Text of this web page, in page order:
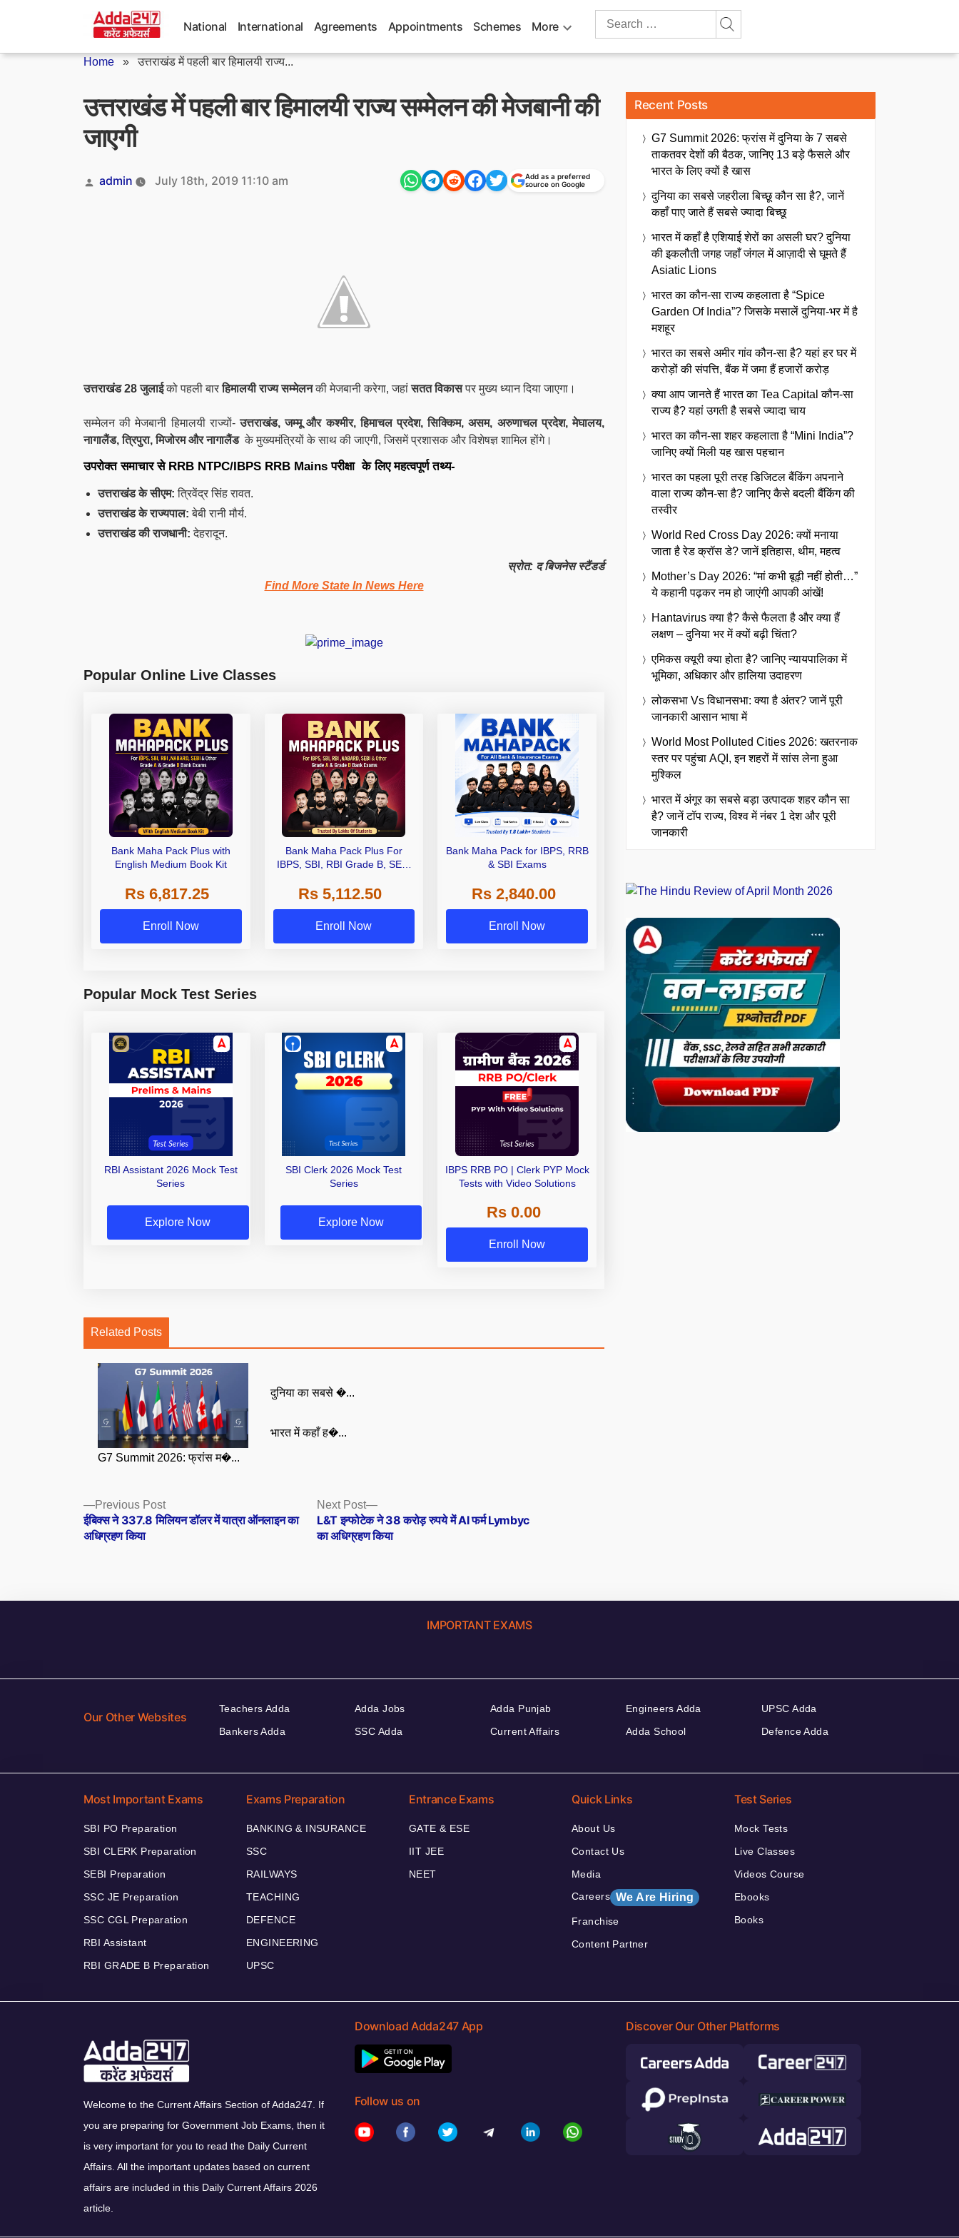
National International Agreements Appointments Schemes More
Search
Home »उत्तराखंड में पहली बार हिमालयी राज्य...
उत्तराखंड में पहली बार हिमालयी राज्य सम्मेलन की मेजबानी की
जाएगी
Posted
admin July 18th, 2019 11:10 am
Add as a preferred
source on Google
उत्तराखंड 28 जुलाईको पहली बारहिमालयी राज्य सम्मेलनकी मेजबानी करेगा, जहांसतत विकासपर मुख्य ध्यान दिया जाएगा।
सम्मेलन की मेजबानी हिमालयी राज्यों-उत्तराखंड, जम्मू और कश्मीर, हिमाचल प्रदेश, सिक्किम, असम, अरुणाचल प्रदेश, मेघालय,
नागालैंड, त्रिपुरा, मिजोरम और नागालैंडके मुख्यमंत्रियों के साथ की जाएगी, जिसमें प्रशासक और विशेषज्ञ शामिल होंगे।
उपरोक्त समाचार से RRB NTPC/IBPS RRB Mains परीक्षा के लिए महत्वपूर्ण तथ्य-
उत्तराखंड के सीएम: त्रिवेंद्र सिंह रावत.
उत्तराखंड के राज्यपाल:बेबी रानी मौर्य.
उत्तराखंड की राजधानी:देहरादून.
स्रोत: द बिजनेस स्टैंडर्ड
Find More State In News Here
Popular Online Live Classes
Bank Maha Pack Plus with
English Medium Book Kit
Rs 6,817.25
Enroll Now
Bank Maha Pack Plus For
IBPS, SBI, RBI Grade B, SEBI
Other Grade A & Grade B Bank
Exams
Rs 5,112.50
Enroll Now
Bank Maha Pack for IBPS, RRB
& SBI Exams
Rs 2,840.00
Enroll Now
Popular Mock Test Series
RBI Assistant 2026 Mock Test
Series
Explore Now
SBI Clerk 2026 Mock Test
Series
Explore Now
IBPS RRB PO | Clerk PYP Mock
Tests with Video Solutions
Rs 0.00
Enroll Now
Related Posts
G7 Summit 2026: फ्रांस म�...
दुनिया का सबसे �...
भारत में कहाँ ह�...
Posts
navigation
Previous PostPrevious
post:
ईबिक्स ने 337.8 मिलियन डॉलर में यात्रा ऑनलाइन का
अधिग्रहण किया
Next Post
Next
post:
L&T इन्फोटेक ने 38 करोड़ रुपये में AI फर्म Lymbyc
का अधिग्रहण किया
Recent Posts
G7 Summit 2026: फ्रांस में दुनिया के 7 सबसे
ताकतवर देशों की बैठक, जानिए 13 बड़े फैसले और
भारत के लिए क्यों है खास
दुनिया का सबसे जहरीला बिच्छू कौन सा है?, जानें
कहाँ पाए जाते हैं सबसे ज्यादा बिच्छू
भारत में कहाँ है एशियाई शेरों का असली घर? दुनिया
की इकलौती जगह जहाँ जंगल में आज़ादी से घूमते हैं
Asiatic Lions
भारत का कौन-सा राज्य कहलाता है “Spice
Garden Of India”? जिसके मसालें दुनिया-भर में है
मशहूर
भारत का सबसे अमीर गांव कौन-सा है? यहां हर घर में
करोड़ों की संपत्ति, बैंक में जमा हैं हजारों करोड़
क्या आप जानते हैं भारत का Tea Capital कौन-सा
राज्य है? यहां उगती है सबसे ज्यादा चाय
भारत का कौन-सा शहर कहलाता है “Mini India”?
जानिए क्यों मिली यह खास पहचान
भारत का पहला पूरी तरह डिजिटल बैंकिंग अपनाने
वाला राज्य कौन-सा है? जानिए कैसे बदली बैंकिंग की
तस्वीर
World Red Cross Day 2026: क्यों मनाया
जाता है रेड क्रॉस डे? जानें इतिहास, थीम, महत्व
Mother’s Day 2026: “मां कभी बूढ़ी नहीं होती…”
ये कहानी पढ़कर नम हो जाएंगी आपकी आंखें!
Hantavirus क्या है? कैसे फैलता है और क्या हैं
लक्षण – दुनिया भर में क्यों बढ़ी चिंता?
एमिकस क्यूरी क्या होता है? जानिए न्यायपालिका में
भूमिका, अधिकार और हालिया उदाहरण
लोकसभा Vs विधानसभा: क्या है अंतर? जानें पूरी
जानकारी आसान भाषा में
World Most Polluted Cities 2026: खतरनाक
स्तर पर पहुंचा AQI, इन शहरों में सांस लेना हुआ
मुश्किल
भारत में अंगूर का सबसे बड़ा उत्पादक शहर कौन सा
है? जानें टॉप राज्य, विश्व में नंबर 1 देश और पूरी
जानकारी
IMPORTANT EXAMS
Our Other Websites
Teachers Adda
Bankers Adda
Adda Jobs
SSC Adda
Adda Punjab
Current Affairs
Engineers Adda
Adda School
UPSC Adda
Defence Adda
Most Important Exams
SBI PO Preparation
SBI CLERK Preparation
SEBI Preparation
SSC JE Preparation
SSC CGL Preparation
RBI Assistant
RBI GRADE B Preparation
Exams Preparation
BANKING & INSURANCE
SSC
RAILWAYS
TEACHING
DEFENCE
ENGINEERING
UPSC
Entrance Exams
GATE & ESE
IIT JEE
NEET
Quick Links
About Us
Contact Us
Media
Careers We Are Hiring
Franchise
Content Partner
Test Series
Mock Tests
Live Classes
Videos Course
Ebooks
Books
Welcome to the Current Affairs Section of Adda247. If
you are preparing for Government Job Exams, then it
is very important for you to read the Daily Current
Affairs. All the important updates based on current
affairs are included in this Daily Current Affairs 2026
article.
Download Adda247 App
Follow us on
Discover Our Other Platforms